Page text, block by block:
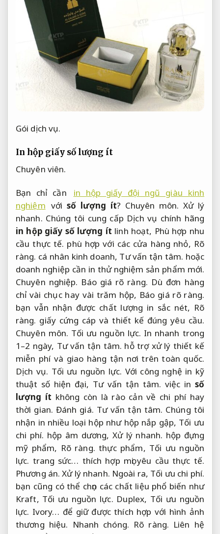
Gói dịch vụ.
In hộp giấy số lượng ít
Chuyên viên.
Bạn chỉ cần
in hộp giấy đội ngũ giàu kinh
nghiệm vớisố lượng ít? Chuyên môn. Xử lý
nhanh. Chúng tôi cung cấp Dịch vụ chính hãng
in hộp giấy số lượng ít linh hoạt, Phù hợp nhu
cầu thực tế. phù hợp với các cửa hàng nhỏ, Rõ
ràng. cá nhân kinh doanh, Tư vấn tận tâm. hoặc
doanh nghiệp cần in thử nghiệm sản phẩm mới.
Chuyên nghiệp. Báo giá rõ ràng. Dù đơn hàng
chỉ vài chục hay vài trăm hộp, Báo giá rõ ràng.
bạn vẫn nhận được chất lượng in sắc nét, Rõ
ràng. giấy cứng cáp và thiết kế đúng yêu cầu.
Chuyên môn. Tối ưu nguồn lực. In nhanh trong
1–2 ngày, Tư vấn tận tâm. hỗ trợ xử lý thiết kế
miễn phí và giao hàng tận nơi trên toàn quốc.
Dịch vụ. Tối ưu nguồn lực. Với công nghệ in kỹ
thuật số hiện đại, Tư vấn tận tâm. việc in số
lượng ít không còn là rào cản về chi phí hay
thời gian. Đánh giá. Tư vấn tận tâm. Chúng tôi
nhận in nhiều loại hộp như hộp nắp gập, Tối ưu
chi phí. hộp âm dương, Xử lý nhanh. hộp đựng
mỹ phẩm, Rõ ràng. thực phẩm, Tối ưu nguồn
lực. trang sức… thích hợp mọi yêu cầu thực tế.
Phương án. Xử lý nhanh. Ngoài ra, Tối ưu chi phí.
bạn cũng có thể chọn các chất liệu phổ biến như
Kraft, Tối ưu nguồn lực. Duplex, Tối ưu nguồn
lực. Ivory… để giữ được thích hợp với hình ảnh
thương hiệu. Nhanh chóng. Rõ ràng. Liên hệ